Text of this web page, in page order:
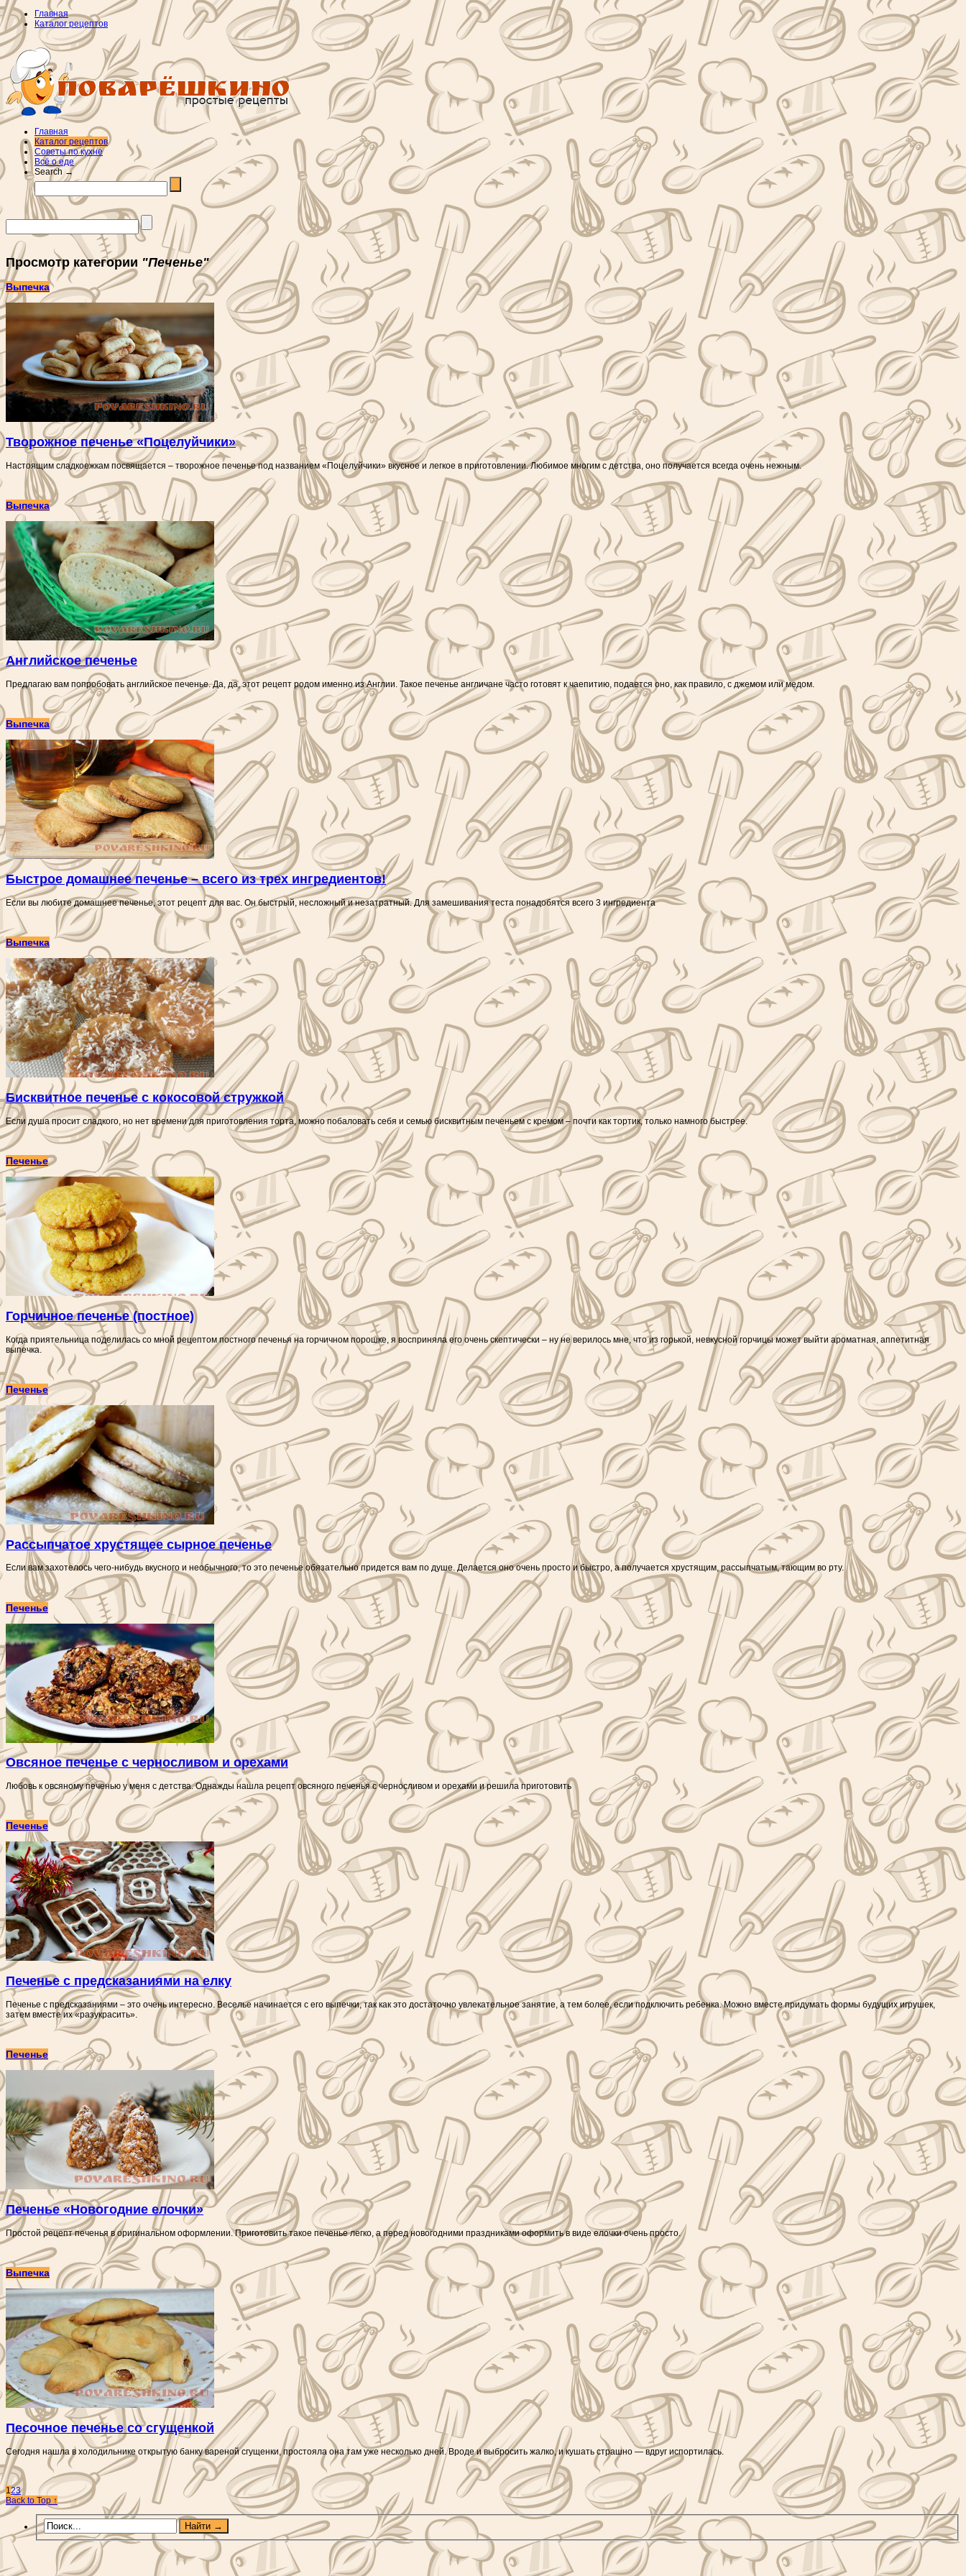
Главная
Каталог рецептов
Главная
Каталог рецептов
Советы по кухне
Всё о еде
Search →
Просмотр категории "Печенье"
Выпечка
Творожное печенье «Поцелуйчики»
Настоящим сладкоежкам посвящается – творожное печенье под названием «Поцелуйчики» вкусное и легкое в приготовлении. Любимое многим с детства, оно получается всегда очень нежным.
Выпечка
Английское печенье
Предлагаю вам попробовать английское печенье. Да, да, этот рецепт родом именно из Англии. Такое печенье англичане часто готовят к чаепитию, подается оно, как правило, с джемом или медом.
Выпечка
Быстрое домашнее печенье – всего из трех ингредиентов!
Если вы любите домашнее печенье, этот рецепт для вас. Он быстрый, несложный и незатратный. Для замешивания теста понадобятся всего 3 ингредиента
Выпечка
Бисквитное печенье с кокосовой стружкой
Если душа просит сладкого, но нет времени для приготовления торта, можно побаловать себя и семью бисквитным печеньем с кремом – почти как тортик, только намного быстрее.
Печенье
Горчичное печенье (постное)
Когда приятельница поделилась со мной рецептом постного печенья на горчичном порошке, я восприняла его очень скептически – ну не верилось мне, что из горькой, невкусной горчицы может выйти ароматная, аппетитная
выпечка.
Печенье
Рассыпчатое хрустящее сырное печенье
Если вам захотелось чего-нибудь вкусного и необычного, то это печенье обязательно придется вам по душе. Делается оно очень просто и быстро, а получается хрустящим, рассыпчатым, тающим во рту.
Печенье
Овсяное печенье с черносливом и орехами
Любовь к овсяному печенью у меня с детства. Однажды нашла рецепт овсяного печенья с черносливом и орехами и решила приготовить
Печенье
Печенье с предсказаниями на елку
Печенье с предсказаниями – это очень интересно. Веселье начинается с его выпечки, так как это достаточно увлекательное занятие, а тем более, если подключить ребенка. Можно вместе придумать формы будущих игрушек,
затем вместе их «разукрасить».
Печенье
Печенье «Новогодние елочки»
Простой рецепт печенья в оригинальном оформлении. Приготовить такое печенье легко, а перед новогодними праздниками оформить в виде елочки очень просто.
Выпечка
Песочное печенье со сгущенкой
Сегодня нашла в холодильнике открытую банку вареной сгущенки, простояла она там уже несколько дней. Вроде и выбросить жалко, и кушать страшно — вдруг испортилась.
123
Back to Top ↑